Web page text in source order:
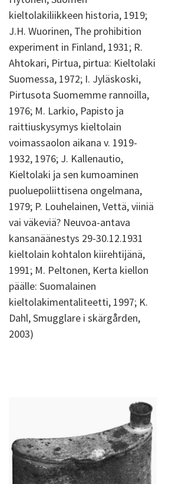
kieltolakiliikkeen historia, 1919;
J.H. Wuorinen, The prohibition
experiment in Finland, 1931; R.
Ahtokari, Pirtua, pirtua: Kieltolaki
Suomessa, 1972; I. Jyläskoski,
Pirtusota Suomemme rannoilla,
1976; M. Larkio, Papisto ja
raittiuskysymys kieltolain
voimassaolon aikana v. 1919-
1932, 1976; J. Kallenautio,
Kieltolaki ja sen kumoaminen
puoluepoliittisena ongelmana,
1979; P. Louhelainen, Vettä, viiniä
vai väkeviä? Neuvoa-antava
kansanäänestys 29-30.12.1931
kieltolain kohtalon kiirehtijänä,
1991; M. Peltonen, Kerta kiellon
päälle: Suomalainen
kieltolakimentaliteetti, 1997; K.
Dahl, Smugglare i skärgården,
2003)